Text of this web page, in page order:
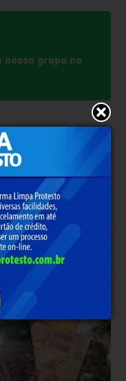
nosso grupo no
de quem
ou eliminar
do site ou que
caracteres restantes.